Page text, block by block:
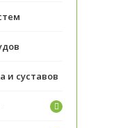
и суставов